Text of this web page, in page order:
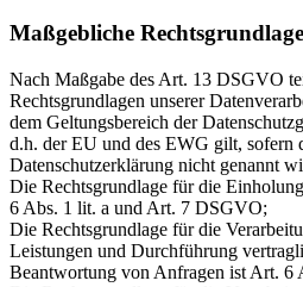
Maßgebliche
Nach Maßgabe des Art. 13 DSGVO
Rechtsgrundlagen unserer
dem Geltungsbereich der
d.h. der EU und des EWG gilt, sofern
Datenschutzerklärung nicht genannt
Die Rechtsgrundlage für die
6 Abs. 1 lit. a und Art. 7 DSGVO;
Die Rechtsgrundlage für die
Leistungen und Durchführung
Beantwortung von Anfragen ist Art.